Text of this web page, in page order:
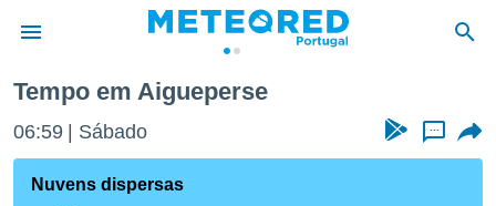
da
foi
Tempo em Aigueperse
06:59 Sábado ...
Nuvens dispersas